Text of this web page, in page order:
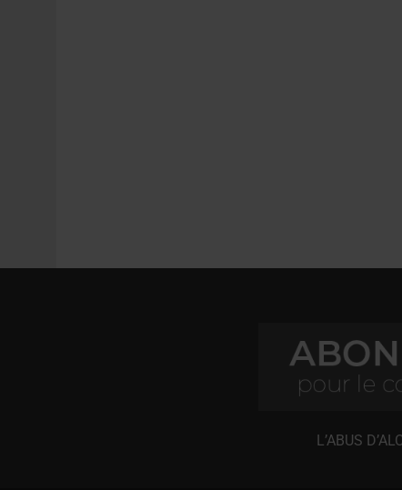
L’ABUS